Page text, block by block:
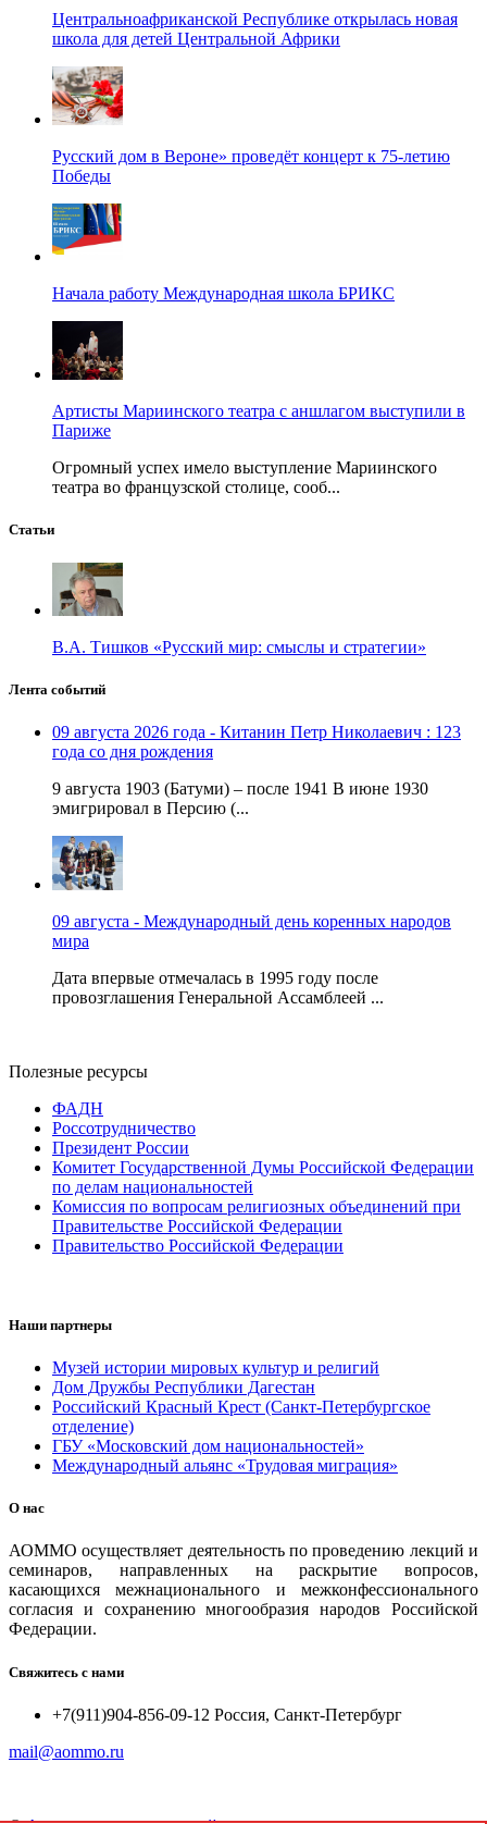
Центральноафриканской Республике открылась новая
школа для детей Центральной Африки
Русский дом в Вероне» проведёт концерт к 75-летию
Победы
Начала работу Международная школа БРИКС
Артисты Мариинского театра с аншлагом выступили в
Париже
Огромный успех имело выступление Мариинского
театра во французской столице, сооб...
Статьи
В.А. Тишков «Русский мир: смыслы и стратегии»
Лента событий
09 августа 2026 года - Китанин Петр Николаевич : 123
года со дня рождения
9 августа 1903 (Батуми) – после 1941 В июне 1930
эмигрировал в Персию (...
09 августа - Международный день коренных народов
мира
Дата впервые отмечалась в 1995 году после
провозглашения Генеральной Ассамблеей ...
Полезные ресурсы
ФАДН
Россотрудничество
Президент России
Комитет Государственной Думы Российской Федерации
по делам национальностей
Комиссия по вопросам религиозных объединений при
Правительстве Российской Федерации
Правительство Российской Федерации
Наши партнеры
Музей истории мировых культур и религий
Дом Дружбы Республики Дагестан
Российский Красный Крест (Санкт-Петербургское
отделение)
ГБУ «Московский дом национальностей»
Международный альянс «Трудовая миграция»
О нас
АОММО осуществляет деятельность по проведению лекций и
семинаров, направленных на раскрытие вопросов,
касающихся межнационального и межконфессионального
согласия и сохранению многообразия народов Российской
Федерации.
Свяжитесь с нами
+7(911)904-856-09-12 Россия, Санкт-Петербург
mail@aommo.ru